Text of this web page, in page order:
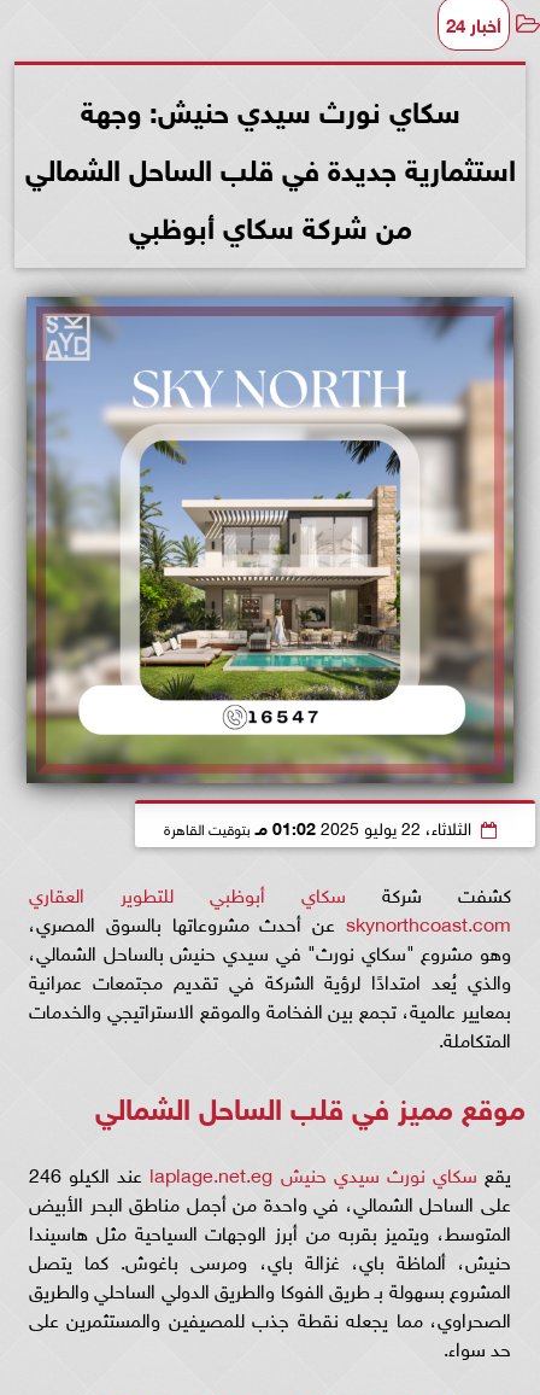
أخبار 24
سكاي نورث سيدي حنيش: وجهة
استثمارية جديدة في قلب الساحل الشمالي
من شركة سكاي أبوظبي
الثلاثاء، 22 يوليو 2025 01:02 مـ بتوقيت القاهرة
كشفت شركة سكاي أبوظبي للتطوير العقاري
skynorthcoast.com عن أحدث مشروعاتها بالسوق المصري،
وهو مشروع "سكاي نورث" في سيدي حنيش بالساحل الشمالي،
والذي يُعد امتدادًا لرؤية الشركة في تقديم مجتمعات عمرانية
بمعايير عالمية، تجمع بين الفخامة والموقع الاستراتيجي والخدمات
المتكاملة.
موقع مميز في قلب الساحل الشمالي
يقع سكاي نورث سيدي حنيش laplage.net.eg
عند الكيلو 246
على الساحل الشمالي، في واحدة من أجمل مناطق البحر الأبيض
المتوسط، ويتميز بقربه من أبرز الوجهات السياحية مثل هاسيندا
حنيش، ألماظة باي، غزالة باي، ومرسى باغوش. كما يتصل
المشروع بسهولة بـ طريق الفوكا والطريق الدولي الساحلي والطريق
الصحراوي، مما يجعله نقطة جذب للمصيفين والمستثمرين على
حد سواء.